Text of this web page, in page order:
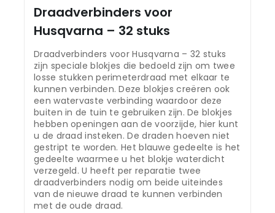
Draadverbinders voor
Husqvarna – 32 stuks
Draadverbinders voor Husqvarna – 32 stuks
zijn speciale blokjes die bedoeld zijn om twee
losse stukken perimeterdraad met elkaar te
kunnen verbinden. Deze blokjes creëren ook
een watervaste verbinding waardoor deze
buiten in de tuin te gebruiken zijn. De blokjes
hebben openingen aan de voorzijde, hier kunt
u de draad insteken. De draden hoeven niet
gestript te worden. Het blauwe gedeelte is het
gedeelte waarmee u het blokje waterdicht
verzegeld. U heeft per reparatie twee
draadverbinders nodig om beide uiteindes
van de nieuwe draad te kunnen verbinden
met de oude draad.